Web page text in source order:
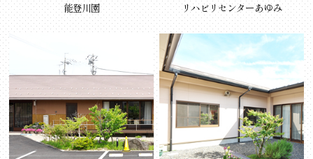
能登川園
リハビリセンターあゆみ